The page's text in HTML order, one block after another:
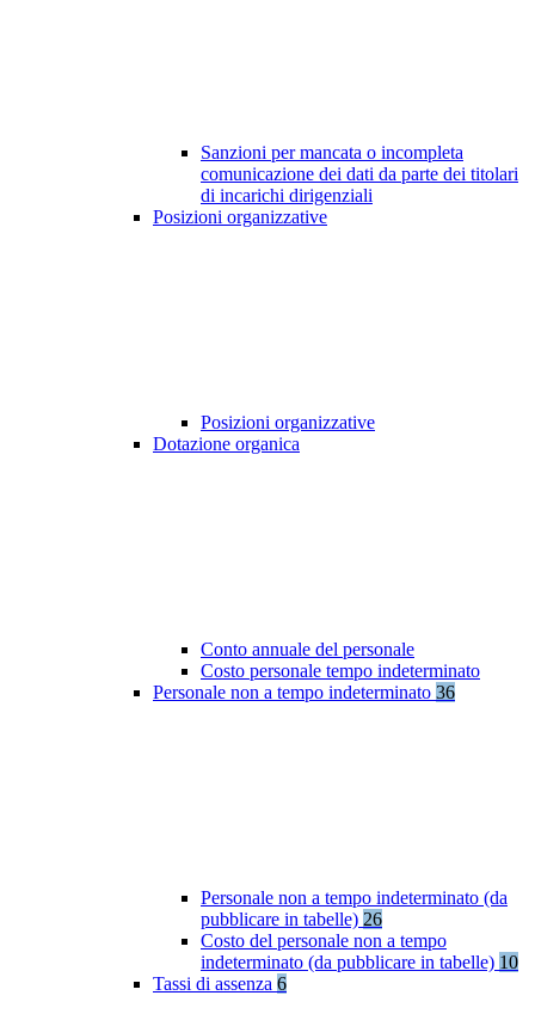
Sanzioni per mancata o incompleta
comunicazione dei dati da parte dei titolari
di incarichi dirigenziali
Posizioni organizzative
Posizioni organizzative
Dotazione organica
Conto annuale del personale
Costo personale tempo indeterminato
Personale non a tempo indeterminato 36
Personale non a tempo indeterminato (da
pubblicare in tabelle) 26
Costo del personale non a tempo
indeterminato (da pubblicare in tabelle) 10
Tassi di assenza 6